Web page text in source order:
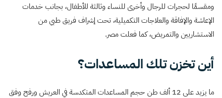
ومقسمًا لحجرات للرجال وأخرى للنساء وثالثة للأطفال، بجانب خدمات
الإعاشة والإفاقة والعلاجات التكميلية، تحت إشراف فريق طبي من
الاستشاريين والتمريض، كما فعلت مصر.
أين تخزن تلك المساعدات؟
ما يزيد على 12 ألف طن حجم المساعدات المتكدسة في العريش ورفح وفق